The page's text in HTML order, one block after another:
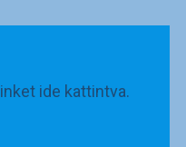
ide kattintva.